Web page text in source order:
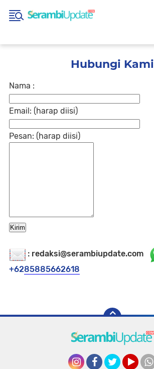
Hubungi Kami
Nama :
Email: (harap diisi)
Pesan: (harap diisi)
: redaksi@serambiupdate.com
+6285885662618